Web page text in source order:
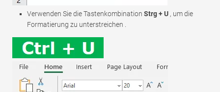
Verwenden Sie die Tastenkombination Strg + U , um die
Formatierung zu unterstreichen .